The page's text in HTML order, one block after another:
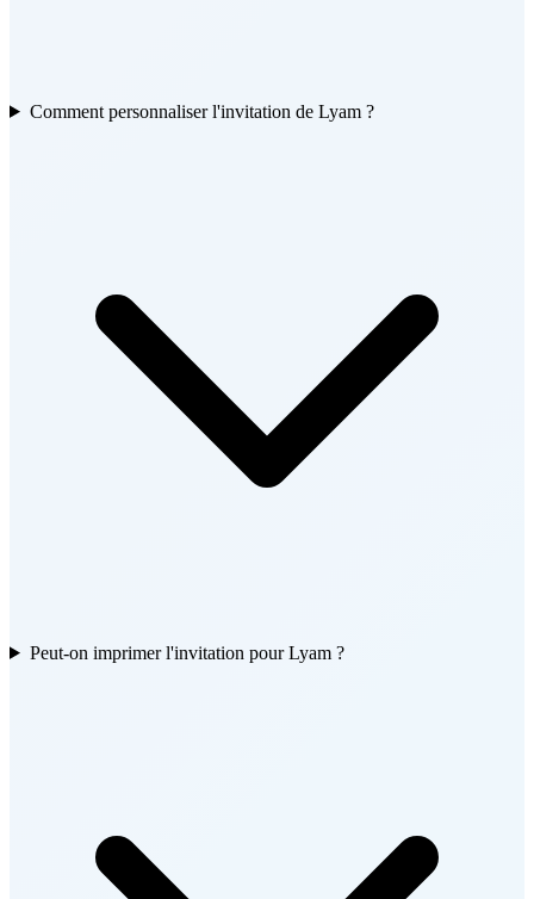
Comment personnaliser l'invitation de Lyam ?
Peut-on imprimer l'invitation pour Lyam ?